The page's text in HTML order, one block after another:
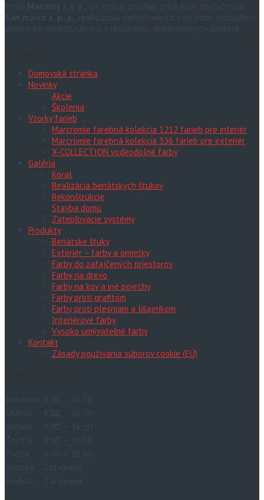
Firma Marcony s. r. o., sa venuje predaju produktov spoločnosti
San marco s. p. a., realizáciou zatepľovacích systémov, výstavbou
domov, ich rekonštrukciou a realizáciou dekoratívnych omietok.
Domovská stránka
Novinky
Akcie
Školenia
Vzorky farieb
Marcromie farebná kolekcia 1212 farieb pre interiér
Marcromie farebná kolekcia 336 farieb pre exteriér
X-COLLECTION vodeodolné farby
Galéria
Koral
Realizácia benátskych štukov
Rekonštrukcie
Stavba domu
Zatepľovacie systémy
Produkty
Benátske štuky
Exteriér – farby a omietky
Farby do zafajčených priestorov
Farby na drevo
Farby na kov a iné povrchy
Farby proti grafitom
Farby proti plesniam a lišajníkom
Interiérové farby
Vysoko umývateľné farby
Kontakt
Zásady používania súborov cookie (EÚ)
Pondelok 8:00 — 16:30
Utorok
8:00 — 16:30
Streda
8:00 — 16:30
Štvrtok
8:00 — 16:30
Piatok
8:00 — 16:30
Sobota
Zatvorené
Nedeľa
Zatvorené